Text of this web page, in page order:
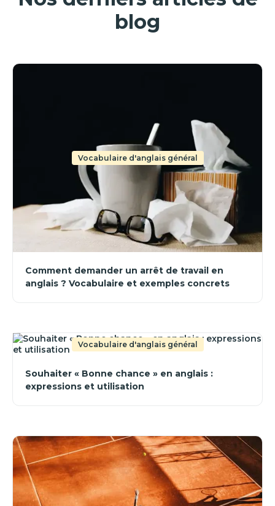
blog
Vocabulaire d'anglais général
Comment demander un arrêt de travail en
anglais ? Vocabulaire et exemples concrets
Vocabulaire d'anglais général
Souhaiter « Bonne chance » en anglais :
expressions et utilisation